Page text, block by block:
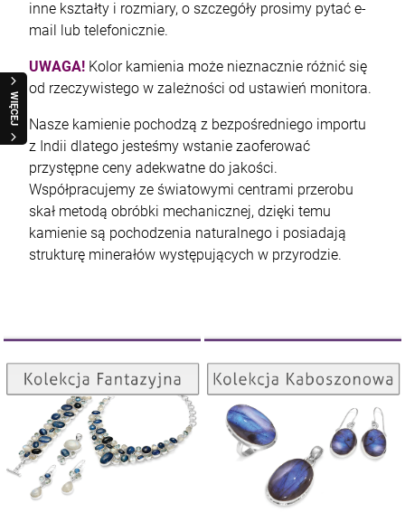
WIĘCEJ
inne kształty i rozmiary, o szczegóły prosimy pytać e-
mail lub telefonicznie.
UWAGA! Kolor kamienia może nieznacznie różnić się
od rzeczywistego w zależności od ustawień monitora.
Nasze kamienie pochodzą z bezpośredniego importu
z Indii dlatego jesteśmy wstanie zaoferować
przystępne ceny adekwatne do jakości.
Współpracujemy ze światowymi centrami przerobu
skał metodą obróbki mechanicznej, dzięki temu
kamienie są pochodzenia naturalnego i posiadają
strukturę minerałów występujących w przyrodzie.
Kolekcja Fantazyjna
ZOBACZ
Kolekcja Kaboszonowa
ZOBACZ